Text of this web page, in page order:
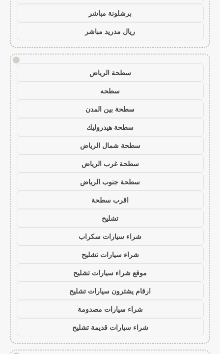
برشلونة مباشر
ريال مدريد مباشر
!
سطحة الرياض
سطحه
سطحة بين المدن
سطحة هيدروليك
سطحة شمال الرياض
سطحة غرب الرياض
سطحة جنوب الرياض
اقرب سطحة
تشليح
شراء سيارات سكراب
شراء سيارات تشليح
موقع شراء سيارات تشليح
ارقام يشترون سيارات تشليح
شراء سيارات مصدومة
شراء سيارات قديمة تشليح